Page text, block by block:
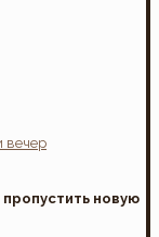
новую